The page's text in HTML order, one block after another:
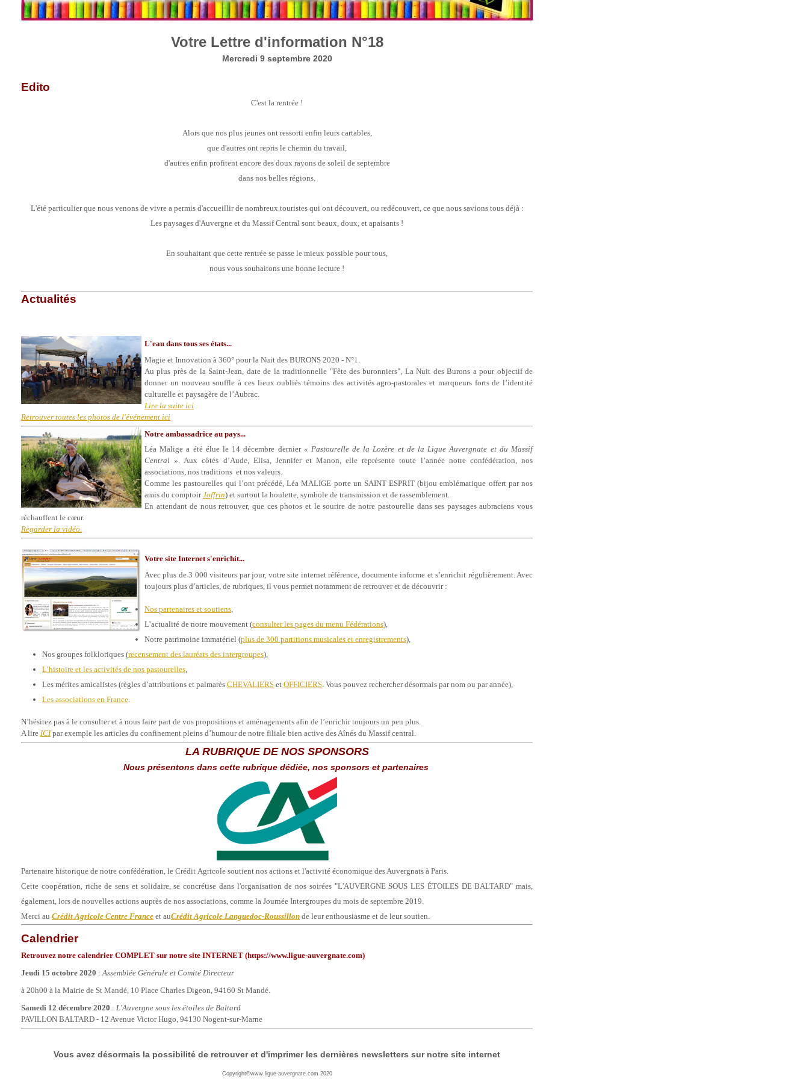
Votre Lettre d'information N°18
Mercredi 9 septembre 2020
Edito
C'est la rentrée !
Alors que nos plus jeunes ont ressorti enfin leurs cartables,
que d'autres ont repris le chemin du travail,
d'autres enfin profitent encore des doux rayons de soleil de septembre
dans nos belles régions.
L'été particulier que nous venons de vivre a permis d'accueillir de nombreux touristes qui ont découvert, ou redécouvert, ce que nous savions tous déjà :
Les paysages d'Auvergne et du Massif Central sont beaux, doux, et apaisants !
En souhaitant que cette rentrée se passe le mieux possible pour tous,
nous vous souhaitons une bonne lecture !
Actualités
L'eau dans tous ses états...
Magie et Innovation à 360° pour la Nuit des BURONS 2020 - N°1.
Au plus près de la Saint-Jean, date de la traditionnelle "Fête des buronniers", La Nuit des Burons a pour objectif de
donner un nouveau souffle à ces lieux oubliés témoins des activités agro-pastorales et marqueurs forts de l’identité
culturelle et paysagère de l’Aubrac.
Lire la suite ici
Retrouver toutes les photos de l'événement ici
Notre ambassadrice au pays...
Léa Malige a été élue le 14 décembre dernier « Pastourelle de la Lozère et de la Ligue Auvergnate et du Massif
Central ». Aux côtés d’Aude, Elisa, Jennifer et Manon, elle représente toute l’année notre confédération, nos
associations, nos traditions et nos valeurs.
Comme les pastourelles qui l’ont précédé, Léa MALIGE porte un SAINT ESPRIT (bijou emblématique offert par nos
amis du comptoirJoffrin) et surtout la houlette, symbole de transmission et de rassemblement.
En attendant de nous retrouver, que ces photos et le sourire de notre pastourelle dans ses paysages aubraciens vous
réchauffent le cœur.
Regarder la vidéo.
Votre site Internet s'enrichit...
Avec plus de 3 000 visiteurs par jour, votre site internet référence, documente informe et s’enrichit régulièrement. Avec
toujours plus d’articles, de rubriques, il vous permet notamment de retrouver et de découvrir :
Nos partenaires et soutiens
L’actualité de notre mouvement (consulter les pages du menu Fédérations),
Notre patrimoine immatériel (plus de 300 partitions musicales et enregistrements),
Nos groupes folkloriques (recensement des lauréats des intergroupes),
L’histoire et les activités de nos pastourelles
Les mérites amicalistes (règles d’attributions et palmarès CHEVALIERS et OFFICIERS . Vous pouvez rechercher désormais par nom ou par année),
Les associations en France
N’hésitez pas à le consulter et à nous faire part de vos propositions et aménagements afin de l’enrichir toujours un peu plus.
A lire ICI par exemple les articles du confinement pleins d’humour de notre filiale bien active des Aînés du Massif central.
LA RUBRIQUE DE NOS SPONSORS
Nous présentons dans cette rubrique dédiée, nos sponsors et partenaires
Partenaire historique de notre confédération, le Crédit Agricole soutient nos actions et l'activité économique des Auvergnats à Paris.
Cette coopération, riche de sens et solidaire, se concrétise dans l'organisation de nos soirées "L'AUVERGNE SOUS LES ÉTOILES DE BALTARD" mais,
également, lors de nouvelles actions auprès de nos associations, comme la Journée Intergroupes du mois de septembre 2019.
Merci au Crédit Agricole Centre France et auCrédit Agricole Languedoc-Roussillon de leur enthousiasme et de leur soutien.
Calendrier
Retrouvez notre calendrier COMPLET sur notre site INTERNET (https://www.ligue-auvergnate.com)
Jeudi 15 octobre 2020 : Assemblée Générale et Comité Directeur
à 20h00 à la Mairie de St Mandé, 10 Place Charles Digeon, 94160 St Mandé.
Samedi 12 décembre 2020 : L'Auvergne sous les étoiles de Baltard
PAVILLON BALTARD - 12 Avenue Victor Hugo, 94130 Nogent-sur-Marne
Vous avez désormais la possibilité de retrouver et d'imprimer les dernières newsletters sur notre site internet
Copyright©www.ligue-auvergnate.com 2020